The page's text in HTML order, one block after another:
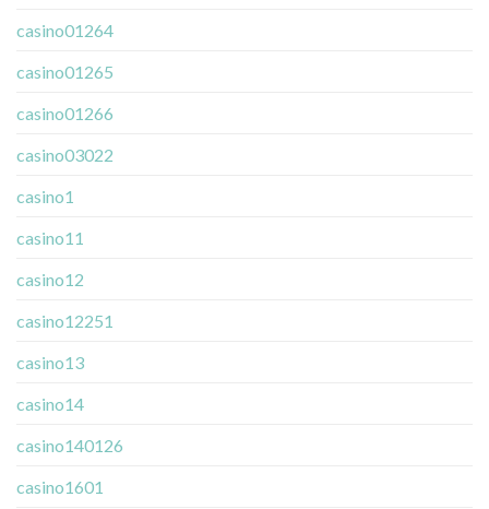
casino01264
casino01265
casino01266
casino03022
casino1
casino11
casino12
casino12251
casino13
casino14
casino140126
casino1601